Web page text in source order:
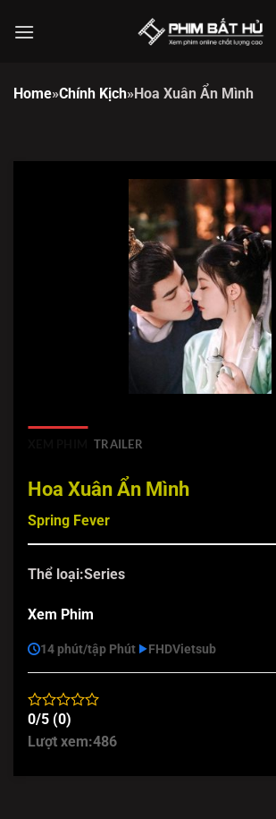
đến
Home»Chính Kịch»Hoa Xuân Ẩn Mình
TRAILER
Hoa Xuân Ẩn Mình
Spring Fever
Thể loại:Series
Xem Phim
14 phút/tập Phút FHDVietsub
0/5 (0)
Lượt xem:486